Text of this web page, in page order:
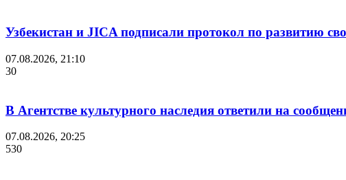
Узбекистан и JICA подписали протокол по развитию
07.08.2026, 21:10
30
В Агентстве культурного наследия ответили на
07.08.2026, 20:25
530